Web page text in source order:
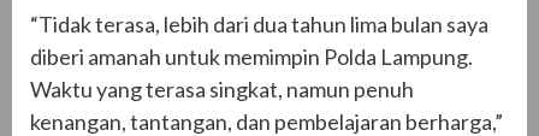
“Tidak terasa, lebih dari dua tahun lima bulan saya
diberi amanah untuk memimpin Polda Lampung.
Waktu yang terasa singkat, namun penuh
kenangan, tantangan, dan pembelajaran berharga,”